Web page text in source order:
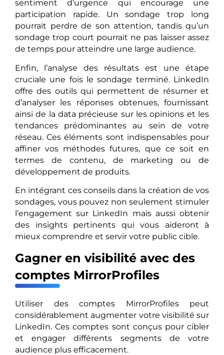
sentiment d’urgence qui encourage une
participation rapide. Un sondage trop long
pourrait perdre de son attention, tandis qu’un
sondage trop court pourrait ne pas laisser assez
de temps pour atteindre une large audience.
Enfin, l’analyse des résultats est une étape
cruciale une fois le sondage terminé. LinkedIn
offre des outils qui permettent de résumer et
d’analyser les réponses obtenues, fournissant
ainsi de la data précieuse sur les opinions et les
tendances prédominantes au sein de votre
réseau. Ces éléments sont indispensables pour
affiner vos méthodes futures, que ce soit en
termes de contenu, de marketing ou de
développement de produits.
En intégrant ces conseils dans la création de vos
sondages, vous pouvez non seulement stimuler
l’engagement sur LinkedIn mais aussi obtenir
des insights pertinents qui vous aideront à
mieux comprendre et servir votre public cible.
Gagner en visibilité avec des
comptes MirrorProfiles
Utiliser des comptes MirrorProfiles peut
considérablement augmenter votre visibilité sur
LinkedIn. Ces comptes sont conçus pour cibler
et engager différents segments de votre
audience plus efficacement.